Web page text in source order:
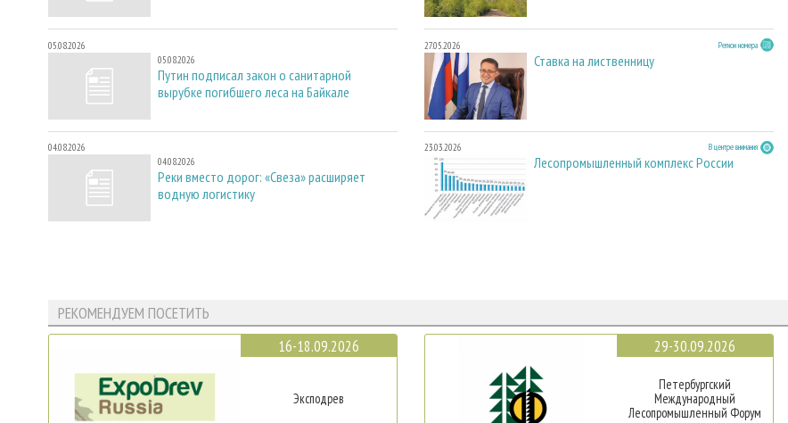
05.08.2026
05.08.2026
Путин подписал закон о санитарной
вырубке погибшего леса на Байкале
04.08.2026
04.08.2026
Реки вместо дорог: «Свеза» расширяет
водную логистику
27.05.2026 Регион номера
Ставка на лиственницу
23.03.2026 В центре внимания
Лесопромышленный комплекс России
РЕКОМЕНДУЕМ ПОСЕТИТЬ
16-18.09.2026
Эксподрев
29-30.09.2026
Петербургский
Международный
Лесопромышленный Форум